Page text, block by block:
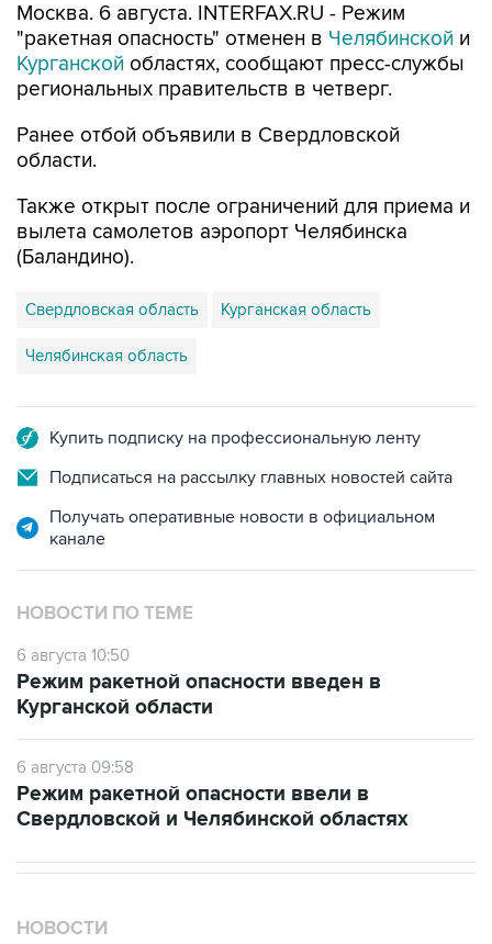
Москва. 6 августа. INTERFAX.RU - Режим
"ракетная опасность" отменен в Челябинской и
Курганской областях, сообщают пресс-службы
региональных правительств в четверг.
Ранее отбой объявили в Свердловской
области.
Также открыт после ограничений для приема и
вылета самолетов аэропорт Челябинска
(Баландино).
Свердловская область Курганская область
Челябинская область
Купить подписку на профессиональную ленту
Подписаться на рассылку главных новостей сайта
Получать оперативные новости в официальном
канале
НОВОСТИ ПО ТЕМЕ
6 августа 10:50
Режим ракетной опасности введен в
Курганской области
6 августа 09:58
Режим ракетной опасности ввели в
Свердловской и Челябинской областях
НОВОСТИ